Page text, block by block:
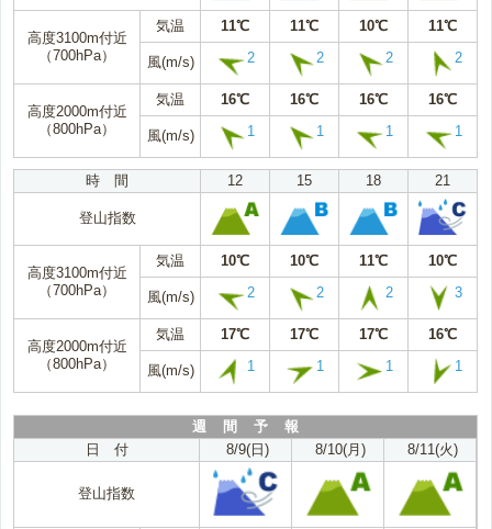
高度3100m付近
（700hPa）
気温 11℃ 11℃ 10℃ 11℃
風(m/s) 2 2 2 2
高度2000m付近
（800hPa）
気温 16℃ 16℃ 16℃ 16℃
風(m/s) 1 1 1 1
時 間 12 15 18 21
登山指数
高度3100m付近
（700hPa）
気温 10℃ 10℃ 11℃ 10℃
風(m/s) 2 2 2 3
高度2000m付近
（800hPa）
気温 17℃ 17℃ 17℃ 16℃
風(m/s) 1 1 1 1
週 間 予 報
日 付
8/9(日) 8/10(月) 8/11(火)
登山指数